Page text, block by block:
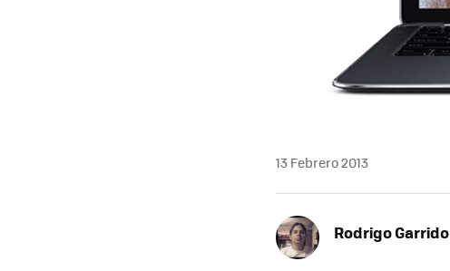
13 Febrero 2013
Rodrigo Garrido